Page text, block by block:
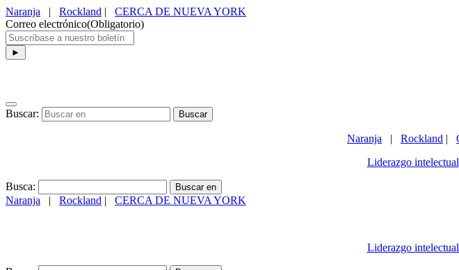
Naranja | Rockland | CERCA DE NUEVA YORK
Correo electrónico(Obligatorio)
Buscar:
Naranja | Rockland |
Liderazgo intelectual
Busca:
Naranja | Rockland | CERCA DE NUEVA YORK
Liderazgo intelectual